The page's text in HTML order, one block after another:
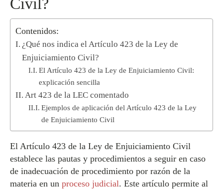
Contenidos:
¿Qué nos indica el Artículo 423 de la Ley de
Enjuiciamiento Civil?
El Artículo 423 de la Ley de Enjuiciamiento Civil:
explicación sencilla
Art 423 de la LEC comentado
Ejemplos de aplicación del Artículo 423 de la Ley
de Enjuiciamiento Civil
El Artículo 423 de la Ley de Enjuiciamiento Civil
establece las pautas y procedimientos a seguir en caso
de inadecuación de procedimiento por razón de la
materia en un proceso judicial. Este artículo permite al